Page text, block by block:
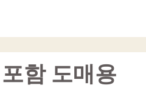
함 도매용